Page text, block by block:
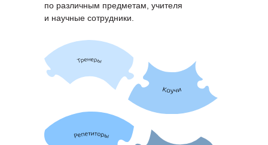
по различным предметам, учителя
и научные сотрудники.